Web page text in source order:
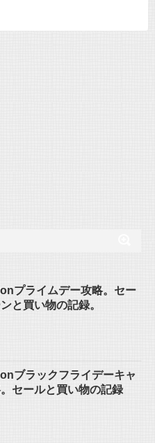
プライムデー攻略。セー
と買い物の記録。
ブラックフライデーキャ
セールと買い物の記録